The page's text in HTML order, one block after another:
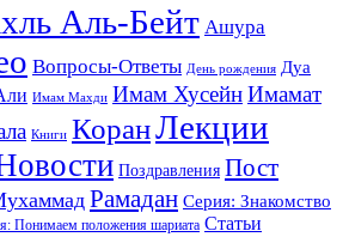
Аль-Бейт Ашура
Вопросы-Ответы День рождения Дуа
Имам Махди Имам ХусейнИмамат
Книги КоранЛекции
Поздравления Пост
Рамадан Серия: Знакомство
Понимаем положения шариата Статьи